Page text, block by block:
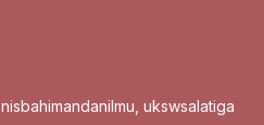
nisbahimandanilmu ukswsalatiga